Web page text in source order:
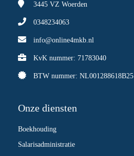
3445 VZ Woerden
0348234063
info@online4mkb.nl
KvK nummer: 71783040
BTW nummer: NL001288618B25
Onze diensten
Boekhouding
Salarisadministratie